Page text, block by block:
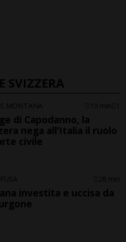
SVIZZERA
MONTANA 19 min 1
di Capodanno, la
nega all’Italia il ruolo
civile
28 min
investita e uccisa da